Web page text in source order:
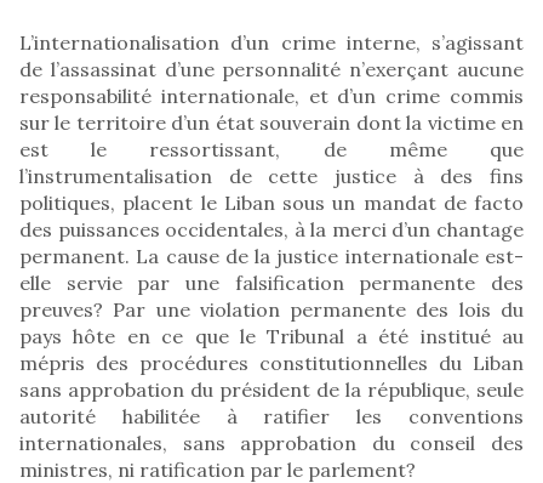
L’internationalisation d’un crime interne, s’agissant
de l’assassinat d’une personnalité n’exerçant aucune
responsabilité internationale, et d’un crime commis
sur le territoire d’un état souverain dont la victime en
est le ressortissant, de même que
l’instrumentalisation de cette justice à des fins
politiques, placent le Liban sous un mandat de facto
des puissances occidentales, à la merci d’un chantage
permanent. La cause de la justice internationale est-
elle servie par une falsification permanente des
preuves? Par une violation permanente des lois du
pays hôte en ce que le Tribunal a été institué au
mépris des procédures constitutionnelles du Liban
sans approbation du président de la république, seule
autorité habilitée à ratifier les conventions
internationales, sans approbation du conseil des
ministres, ni ratification par le parlement?